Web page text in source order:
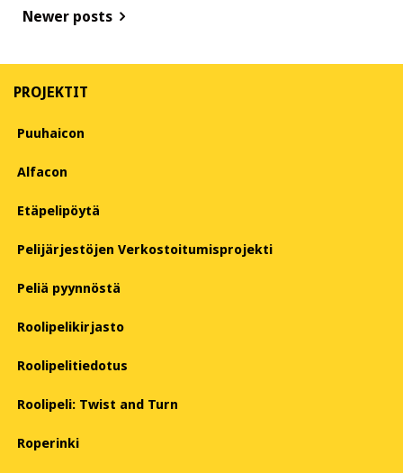
navigation
Newer posts
PROJEKTIT
Puuhaicon
Alfacon
Etäpelipöytä
Pelijärjestöjen Verkostoitumisprojekti
Peliä pyynnöstä
Roolipelikirjasto
Roolipelitiedotus
Roolipeli: Twist and Turn
Roperinki